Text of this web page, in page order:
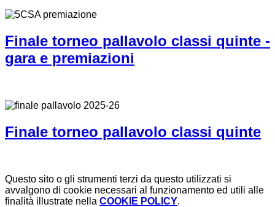
Finale torneo pallavolo classi quinte -
gara e premiazioni
Finale torneo pallavolo classi quinte
Questo sito o gli strumenti terzi da questo utilizzati si
avvalgono di cookie necessari al funzionamento ed utili alle
finalità illustrate nella COOKIE POLICY.